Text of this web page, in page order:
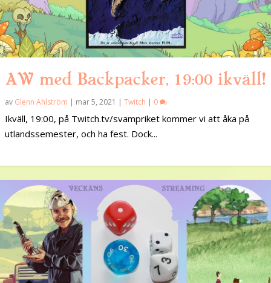
AW med Backpacker, 19:00 ikväll!
av Glenn Ahlström | mar 5, 2021 | Twitch | 0
Ikväll, 19:00, på Twitch.tv/svampriket kommer vi att åka på
utlandssemester, och ha fest. Dock...